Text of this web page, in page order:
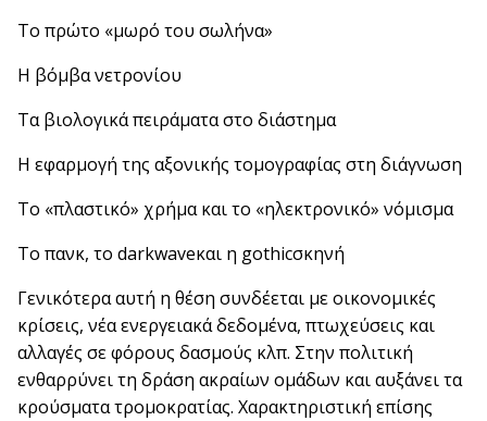
Το πρώτο «μωρό του σωλήνα»
Η βόμβα νετρονίου
Τα βιολογικά πειράματα στο διάστημα
Η εφαρμογή της αξονικής τομογραφίας στη διάγνωση
Το «πλαστικό» χρήμα και το «ηλεκτρονικό» νόμισμα
Το πανκ, το darkwaveκαι η gothicσκηνή
Γενικότερα αυτή η θέση συνδέεται με οικονομικές
κρίσεις, νέα ενεργειακά δεδομένα, πτωχεύσεις και
αλλαγές σε φόρους δασμούς κλπ. Στην πολιτική
ενθαρρύνει τη δράση ακραίων ομάδων και αυξάνει τα
κρούσματα τρομοκρατίας. Χαρακτηριστική επίσης